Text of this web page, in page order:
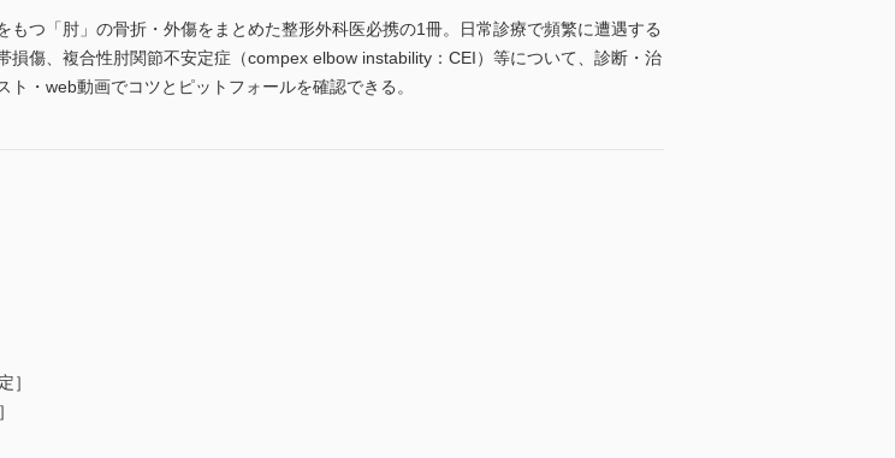
もつ「肘」の骨折・外傷をまとめた整形外科医必携の1冊。日常診療で頻繁に遭遇する
傷、複合性肘関節不安定症（compex elbow instability：CEI）等について、診断・治
・web動画でコツとピットフォールを確認できる。
］